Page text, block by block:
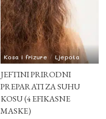
Kosa i frizure Ljepota
JEFTINI PRIRODNI
PREPARATI ZA SUHU
KOSU (4 EFIKASNE
MASKE)